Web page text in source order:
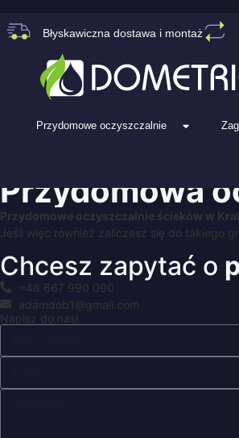
Przydomowa
Przydomowe oczyszczalnie ścieków w
Jeśli więc również zaliczasz się do takiego
Chcesz zapytać o
+48 667 990 090
adamdob1@gmail.com
Napisz do nas!